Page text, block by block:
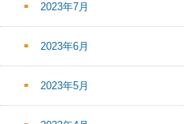
2023年7月
2023年6月
2023年5月